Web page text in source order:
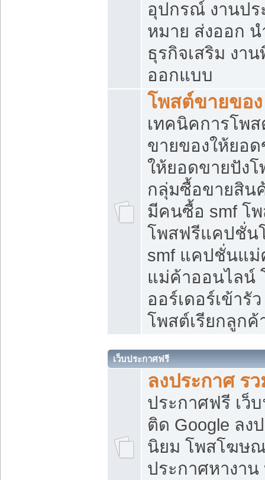
อุปกรณ์ งานป
หมาย ส่งออก น
ธุรกิจเสริม งา
ออกแบบ
โพสต์ขายของ
เทคนิคการโพ
ขายของให้ยอ
ให้ยอดขายปัง
กลุ่มซื้อขายสิน
มีคนซื้อ smf โ
โพสฟรีแคปชั่น
smf แคปชั่นแ
แม่ค้าออนไลน์
ออร์เดอร์เข้ารั
โพสต์เรียกลูกค้
เว็บประกาศฟรี
ลงประกาศ ร
ประกาศฟรี เว็
ติด Google ลง
นิยม โพสโฆษ
ประกาศหางาน